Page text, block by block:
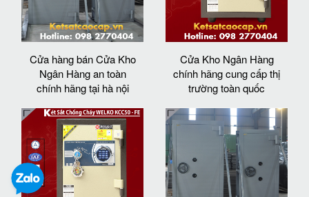
Cửa hàng bán Cửa Kho
Ngân Hàng an toàn
chính hãng tại hà nội
Cửa Kho Ngân Hàng
chính hãng cung cấp thị
trường toàn quốc